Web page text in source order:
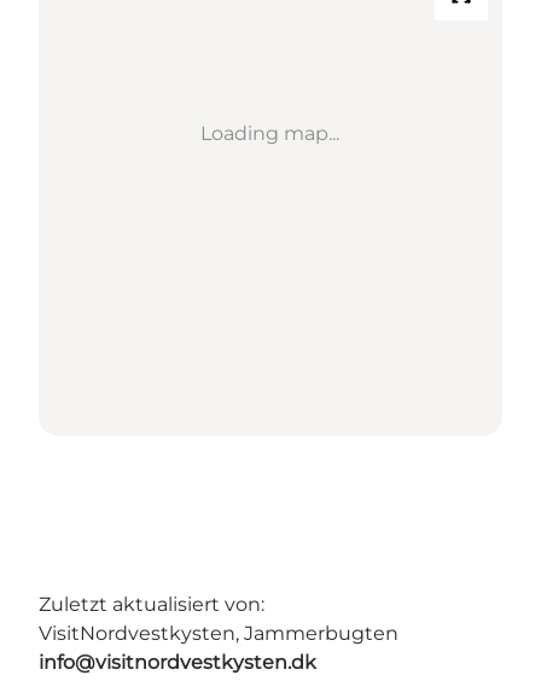
Loading map...
Zuletzt aktualisiert von:
VisitNordvestkysten, Jammerbugten
info@visitnordvestkysten.dk